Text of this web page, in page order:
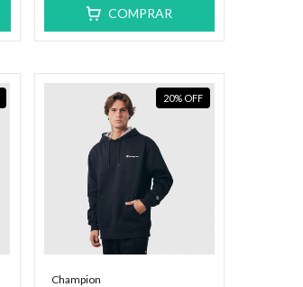
COMPRAR
20% OFF
Champion